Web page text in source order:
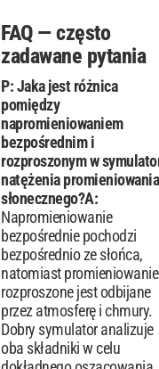
FAQ — często
zadawane pytania
P: Jaka jest różnica
pomiędzy
napromieniowaniem
bezpośrednim i
rozproszonym w
natężenia promieniowania
słonecznego?A:
Napromieniowanie
bezpośrednie pochodzi
bezpośrednio ze słońca,
natomiast promieniowanie
rozproszone jest odbijane
przez atmosferę i chmury.
Dobry symulator analizuje
oba składniki w celu